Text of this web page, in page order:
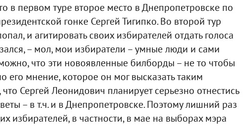
в первом туре второе место в Днепропетровске по
гонке Сергей Тигипко. Во второй тур
и агитировать своих избирателей отдать голоса
– мол, мои избиратели – умные люди и сами
что эти новоявленные билборды – не то чтобы
его мнение, которое он мог высказать таким
Сергей Леонидович планирует серьезно отнестись
– в т.ч. и в Днепропетровске. Поэтому лишний раз
избирателей, в частности, в мае на выборах мэра